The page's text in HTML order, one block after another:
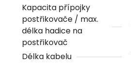
Kapacita přípojky
postřikovače / max.
délka hadice na
postřikovač
Délka kabelu